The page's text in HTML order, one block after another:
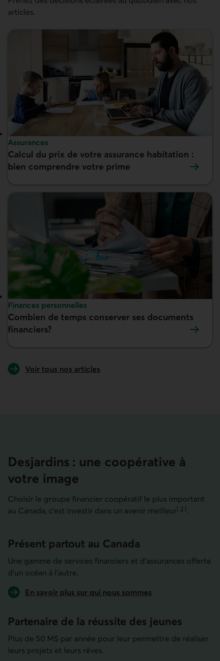
articles.
Sujet :
Assurances
En vedette :
Calcul du prix de votre assurance habitation :
bien comprendre votre prime
Sujet :
Finances personnelles
En vedette :
Combien de temps conserver ses documents
financiers?
Voir tous nos articles
Desjardins : une coopérative à
votre image
Choisir le groupe financier coopératif le plus important
au Canada, c’est investir dans un avenir meilleur[ 3 ]
Aller à la note
.
Présent partout au Canada
Une gamme de services financiers et d’assurances offerte
d’un océan à l’autre.
En savoir plus sur qui nous sommes
Partenaire de la réussite des jeunes
Plus de 50 M$ par année pour leur permettre de réaliser
leurs projets et leurs rêves.